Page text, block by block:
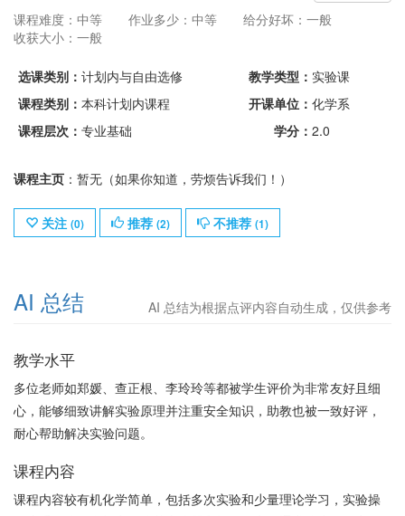
课程难度：中等
作业多少：中等
给分好坏：一般
收获大小：一般
选课类别： 计划内与自由选修 教学类型： 实验课
课程类别： 本科计划内课程 开课单位： 化学系
课程层次： 专业基础 学分： 2.0
课程主页 ：暂无（如果你知道，劳烦告诉我们！）
关注 (0) 推荐 (2) 不推荐 (1)
AI 总结 AI 总结为根据点评内容自动生成，仅供参考
教学水平
多位老师如郑媛、查正根、李玲玲等都被学生评价为非常友好且细
心，能够细致讲解实验原理并注重安全知识，助教也被一致好评，
耐心帮助解决实验问题。
课程内容
课程内容较有机化学简单，包括多次实验和少量理论学习，实验操